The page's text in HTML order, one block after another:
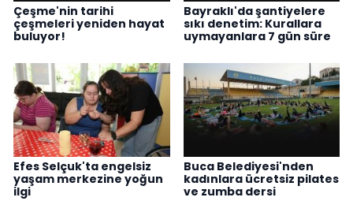
Çeşme'nin tarihi
çeşmeleri yeniden hayat
buluyor!
Bayraklı'da şantiyelere
sıkı denetim: Kurallara
uymayanlara 7 gün süre
Efes Selçuk'ta engelsiz
yaşam merkezine yoğun
ilgi
Buca Belediyesi'nden
kadınlara ücretsiz pilates
ve zumba dersi